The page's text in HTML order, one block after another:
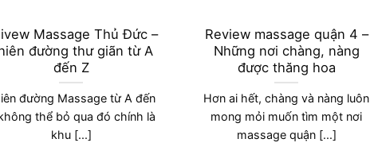
Massage Thủ Đức –
đường thư giãn từ A
đến Z
đường Massage từ A đến
thể bỏ qua đó chính là
khu [...]
Review massage quận 4 –
Những nơi chàng, nàng
được thăng hoa
Hơn ai hết, chàng và nàng luôn
mong mỏi muốn tìm một nơi
massage quận [...]